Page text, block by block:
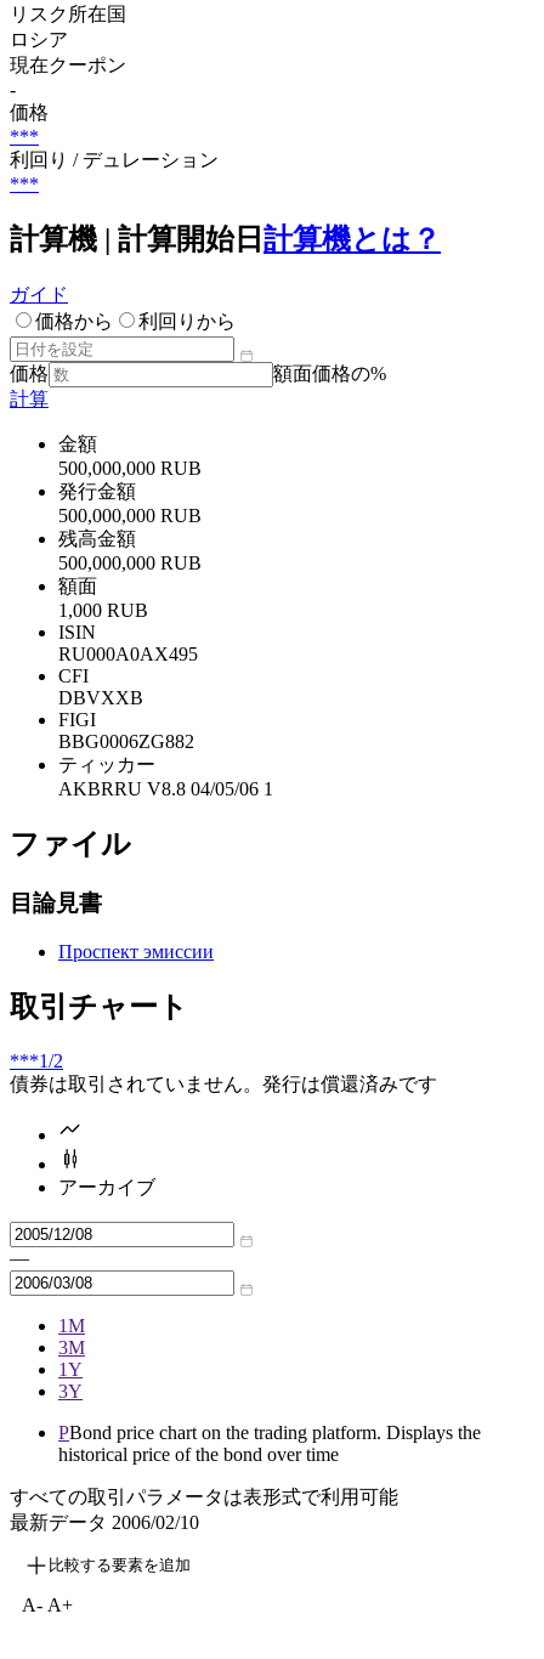
リスク所在国
ロシア
現在クーポン
-
価格
***
利回り / デュレーション
***
計算機 | 計算開始日 計算機とは？
ガイド
価格から
利回りから
価格
額面価格の%
計算
金額
500,000,000 RUB
発行金額
500,000,000 RUB
残高金額
500,000,000 RUB
額面
1,000 RUB
ISIN
RU000A0AX495
CFI
DBVXXB
FIGI
BBG0006ZG882
ティッカー
AKBRRU V8.8 04/05/06 1
ファイル
目論見書
Проспект эмиссии
取引チャート
***1/2
債券は取引されていません。発行は償還済みです
アーカイブ
—
1M
3M
1Y
3Y
PBond price chart on the trading platform. Displays the
historical price of the bond over time
すべての取引パラメータは表形式で利用可能
最新データ 2006/02/10
比較する要素を追加